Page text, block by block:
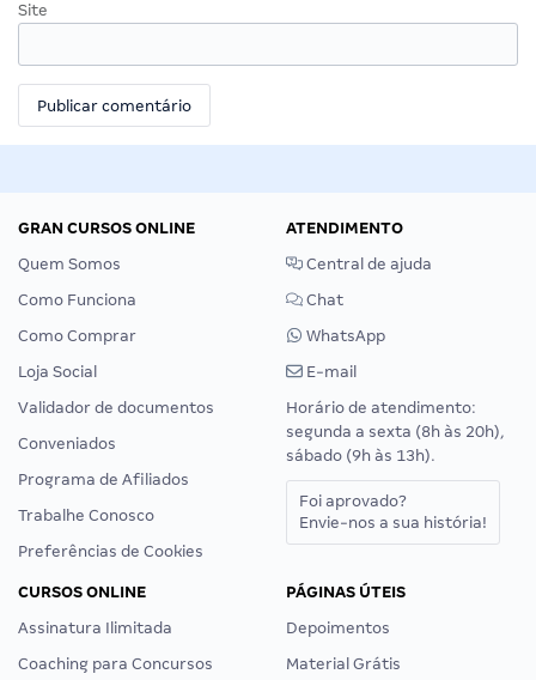
Site
GRAN CURSOS ONLINE
Quem Somos
Como Funciona
Como Comprar
Loja Social
Validador de documentos
Conveniados
Programa de Afiliados
Trabalhe Conosco
Preferências de Cookies
ATENDIMENTO
Central de ajuda
Chat
WhatsApp
E-mail
Horário de atendimento:
segunda a sexta (8h às 20h),
sábado (9h às 13h).
Foi aprovado?
Envie-nos a sua história!
CURSOS ONLINE
Assinatura Ilimitada
Coaching para Concursos
PÁGINAS ÚTEIS
Depoimentos
Material Grátis